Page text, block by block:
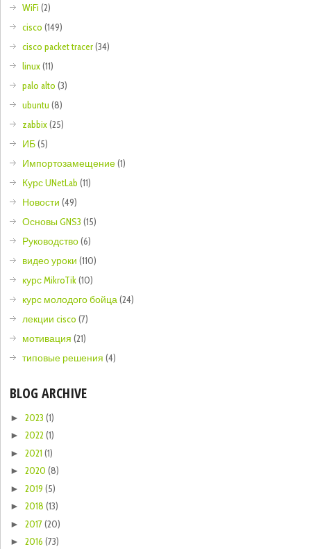
WiFi (2)
cisco (149)
cisco packet tracer(34)
linux(11)
palo alto (3)
ubuntu (8)
zabbix(25)
ИБ(5)
Импортозамещение(1)
Курс UNetLab (11)
Новости (49)
Основы GNS3 (15)
Руководство(6)
видео уроки (110)
курс MikroTik(10)
курс молодого бойца(24)
лекции cisco (7)
мотивация (21)
типовые решения (4)
BLOG ARCHIVE
►2023(1)
►2022(1)
►2021(1)
►2020(8)
►2019(5)
►2018(13)
►2017(20)
►2016(73)